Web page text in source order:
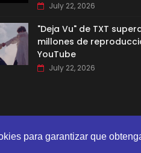
para garantizar que
July 22, 2026
"Deja Vu" de TXT
millones de
YouTube
July 22, 2026
SORATEMPLATES | DISTRIBUTED BY